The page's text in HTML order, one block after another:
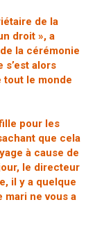
de la
droit », a
la cérémonie
s’est alors
tout le monde
pour les
que cela
à cause de
le directeur
il y a quelque
mari ne vous a